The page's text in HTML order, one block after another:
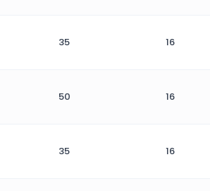
35 16
50 16
35 16